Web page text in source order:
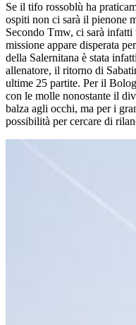
Se il tifo rossoblù ha
ospiti non ci sarà il pienone
Secondo Tmw, ci sarà
missione appare disperata
della Salernitana è stata
allenatore, il ritorno di
ultime 25 partite. Per il
con le molle nonostante il
balza agli occhi, ma per i
possibilità per cercare di